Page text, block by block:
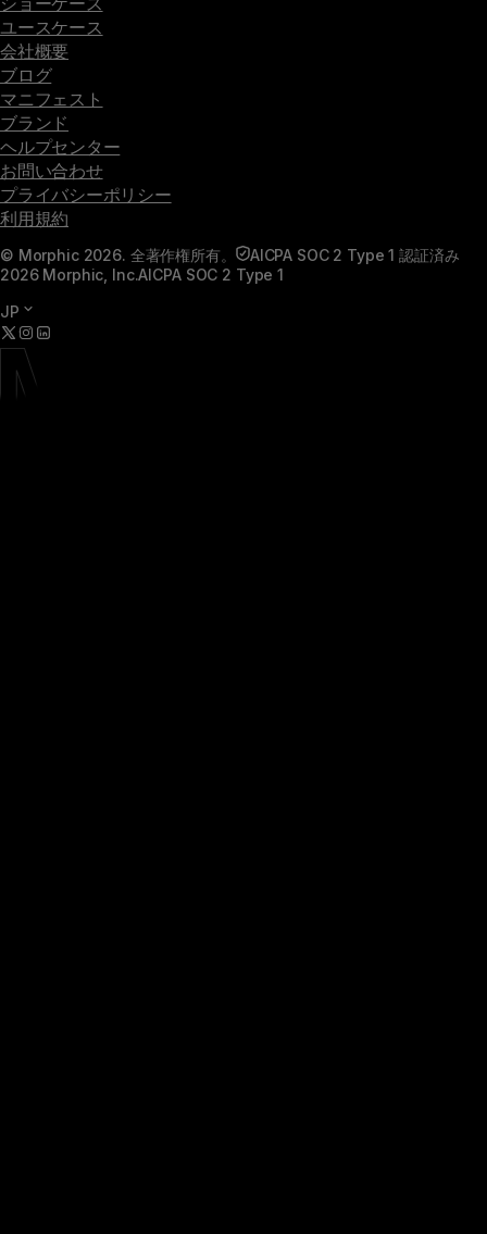
ユースケース
会社概要
ブログ
マニフェスト
ブランド
ヘルプセンター
お問い合わせ
プライバシーポリシー
利用規約
© Morphic 2026. 全著作権所有。
AICPA SOC 2 Type 1 認証済み
2026 Morphic, Inc.AICPA SOC 2 Type 1
JP